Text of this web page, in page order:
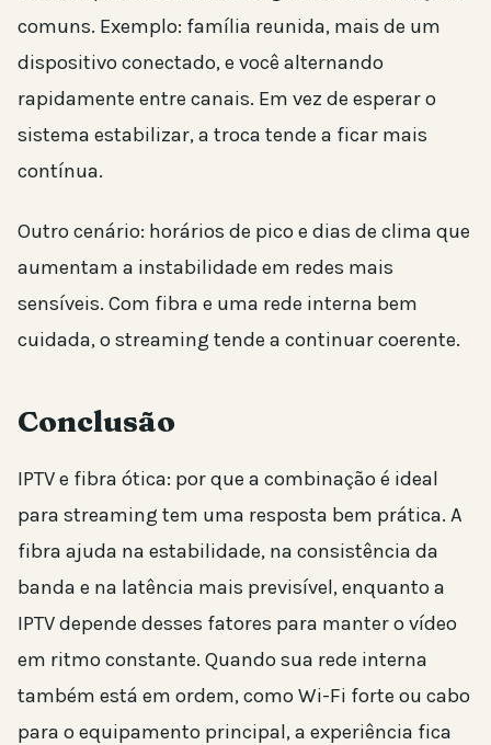
comuns. Exemplo: família reunida, mais de um
dispositivo conectado, e você alternando
rapidamente entre canais. Em vez de esperar o
sistema estabilizar, a troca tende a ficar mais
contínua.
Outro cenário: horários de pico e dias de clima que
aumentam a instabilidade em redes mais
sensíveis. Com fibra e uma rede interna bem
cuidada, o streaming tende a continuar coerente.
Conclusão
IPTV e fibra ótica: por que a combinação é ideal
para streaming tem uma resposta bem prática. A
fibra ajuda na estabilidade, na consistência da
banda e na latência mais previsível, enquanto a
IPTV depende desses fatores para manter o vídeo
em ritmo constante. Quando sua rede interna
também está em ordem, como Wi-Fi forte ou cabo
para o equipamento principal, a experiência fica